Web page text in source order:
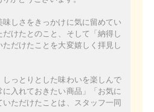
味しさをきっかけに気に留めてい
けたとのこと、そして「納得し
ただけたことを大変嬉しく拝見し
っとりとした味わいを楽しんで
入れておきたい商品」「お気に
いただけたことは、スタッフ一同